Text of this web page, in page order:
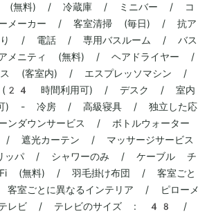
(無料) / 冷蔵庫 / ミニバー / コ
メーカー / 客室清掃 (毎日) / 抗ア
あり / 電話 / 専用バスルーム / バス
メニティ (無料) / ヘアドライヤー /
ス (客室内) / エスプレッソマシン /
(24 時間利用可) / デスク / 室内
可) - 冷房 / 高級寝具 / 独立した応
ダウンサービス / ボトルウォーター
光カーテン / マッサージサービス
ッパ / シャワーのみ / ケーブル チ
(無料) / 羽毛掛け布団 / 客室ごと
室ごとに異なるインテリア / ピローメ
レビ / テレビのサイズ : 48 /